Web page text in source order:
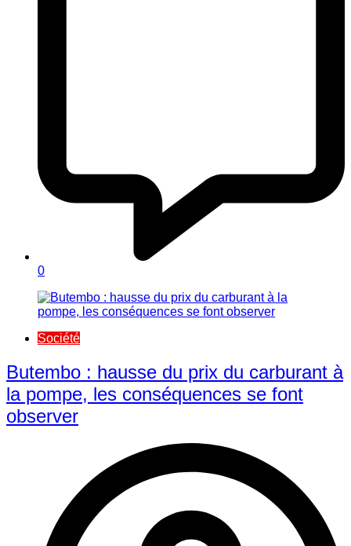
0
Société
Butembo : hausse du prix du carburant à
la pompe, les conséquences se font
observer